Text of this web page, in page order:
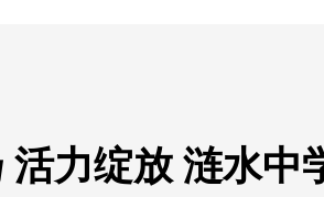
活力绽放 涟水中